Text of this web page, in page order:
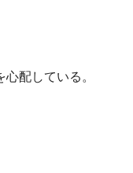
配している。